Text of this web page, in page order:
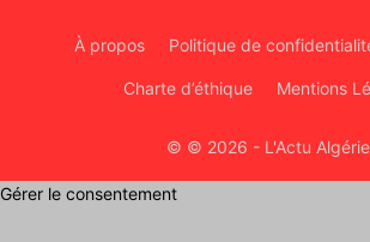
À propos Politique de
Charte d’éthique Mentions
© © 2026 - L'Actu Algérie
Gérer le consentement